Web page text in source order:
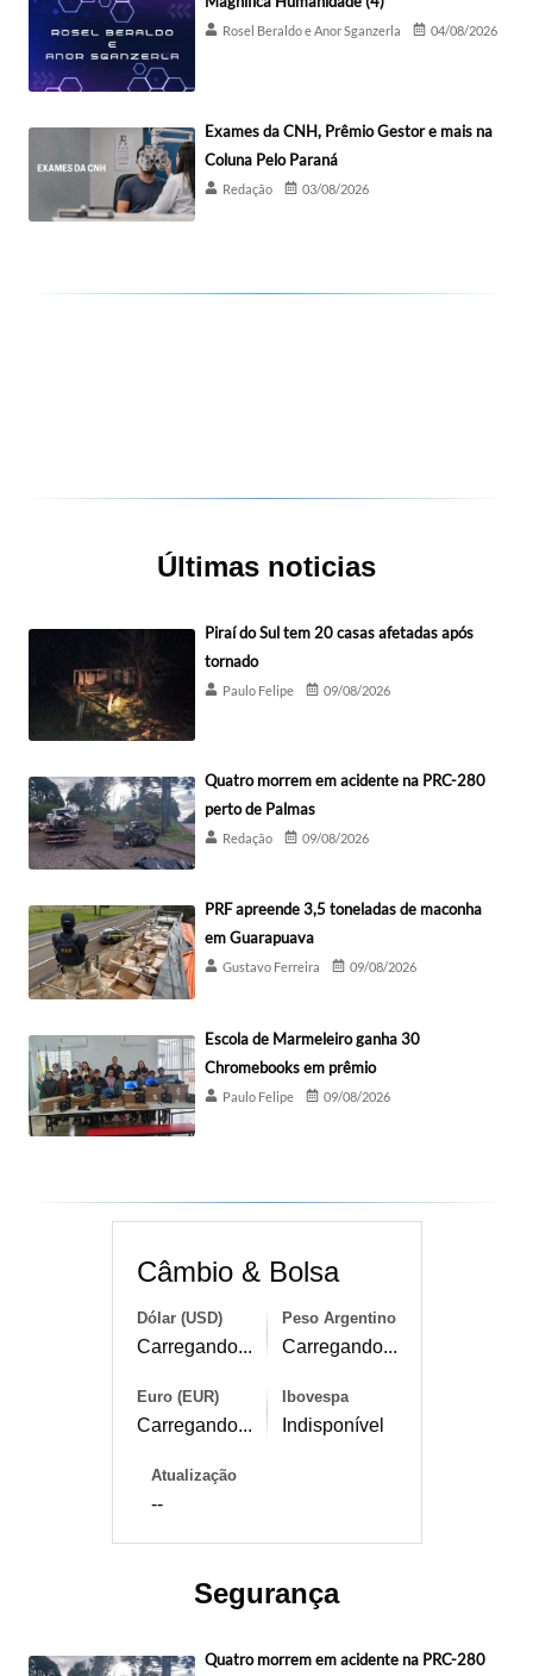
Rosel Beraldo e Anor Sganzerla 04/08/2026
Exames da CNH, Prêmio Gestor e mais na
Coluna Pelo Paraná
Redação 03/08/2026
Últimas noticias
Piraí do Sul tem 20 casas afetadas após
tornado
Paulo Felipe 09/08/2026
Quatro morrem em acidente na PRC-280
perto de Palmas
Redação 09/08/2026
PRF apreende 3,5 toneladas de maconha
em Guarapuava
Gustavo Ferreira 09/08/2026
Escola de Marmeleiro ganha 30
Chromebooks em prêmio
Paulo Felipe 09/08/2026
Câmbio & Bolsa
Dólar (USD)
Carregando...
Peso Argentino
Carregando...
Euro (EUR)
Carregando...
Ibovespa
Indisponível
Atualização
--
Segurança
Quatro morrem em acidente na PRC-280